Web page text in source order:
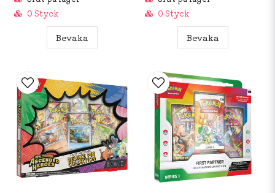
0 Styck
Bevaka
0 Styck
Bevaka